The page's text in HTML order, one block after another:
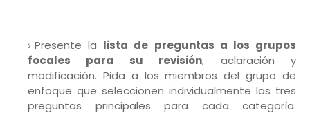
Presente la lista de preguntas a los grupos
focales para su revisión, aclaración y
modificación. Pida a los miembros del grupo de
enfoque que seleccionen individualmente las tres
preguntas principales para cada categoría.